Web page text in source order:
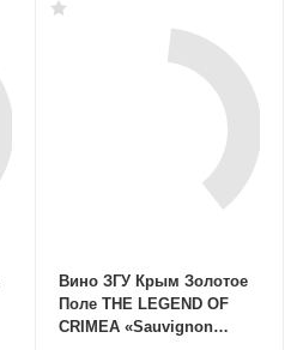
Вино ЗГУ Крым Золотое
Поле THE LEGEND OF
CRIMEA «Sauvignon